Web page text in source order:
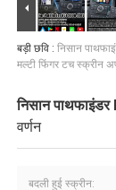
बड़ी छवि : निसान
मल्टी फिंगर टच स्क्रीन
निसान
वर्णन
बदली हुई स्क्रीन: